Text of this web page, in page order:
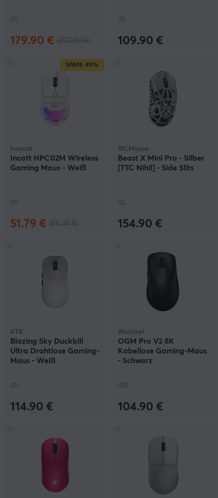
(0)
179.90 €
(3)
109.90 €
SPARE 40%
Ironcat
Incott HPC02M Wireless
Gaming Maus - Weiß
(0)
51.79 €
WLMouse
Beast X Mini Pro - Silber
[TTC Nihil] - Side Slits
(2)
154.90 €
ATK
Blazing Sky Duckbill
Ultra Drahtlose Gaming-
Maus - Weiß
(0)
114.90 €
Waizowl
OGM Pro V2 8K
Kabellose Gaming-Maus
- Schwarz
(18)
104.90 €